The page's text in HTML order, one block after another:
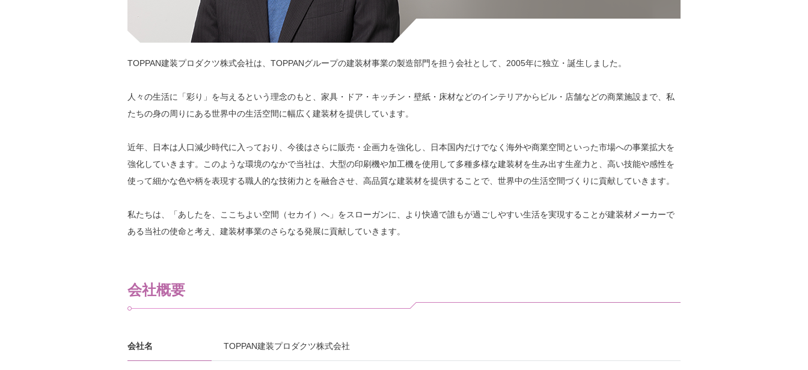
TOPPAN建装プロダクツ株式会社は、TOPPANグループの建装材事業の製造部門を担う会社として、2005年に独立・誕生しました。
人々の生活に「彩り」を与えるという理念のもと、家具・ドア・キッチン・壁紙・床材などのインテリアからビル・店舗などの商業施設まで、私
たちの身の周りにある世界中の生活空間に幅広く建装材を提供しています。
近年、日本は人口減少時代に入っており、今後はさらに販売・企画力を強化し、日本国内だけでなく海外や商業空間といった市場への事業拡大を
強化していきます。このような環境のなかで当社は、大型の印刷機や加工機を使用して多種多様な建装材を生み出す生産力と、高い技能や感性を
使って細かな色や柄を表現する職人的な技術力とを融合させ、高品質な建装材を提供することで、世界中の生活空間づくりに貢献していきます。
私たちは、「あしたを、ここちよい空間（セカイ）へ」をスローガンに、より快適で誰もが過ごしやすい生活を実現することが建装材メーカーで
ある当社の使命と考え、建装材事業のさらなる発展に貢献していきます。
会社概要
会社名 TOPPAN建装プロダクツ株式会社